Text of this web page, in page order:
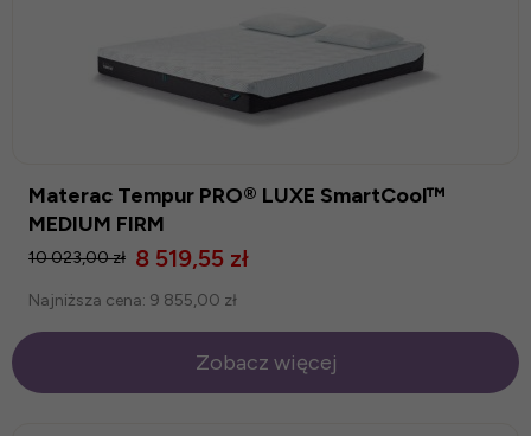
Materac Tempur PRO® LUXE SmartCool™
MEDIUM FIRM
8 519,55 zł
10 023,00 zł
Najniższa cena: 9 855,00 zł
Zobacz więcej